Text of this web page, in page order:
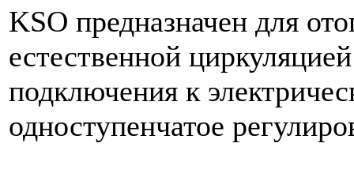
KSO предназначен для
естественной
подключения к
одноступенчатое